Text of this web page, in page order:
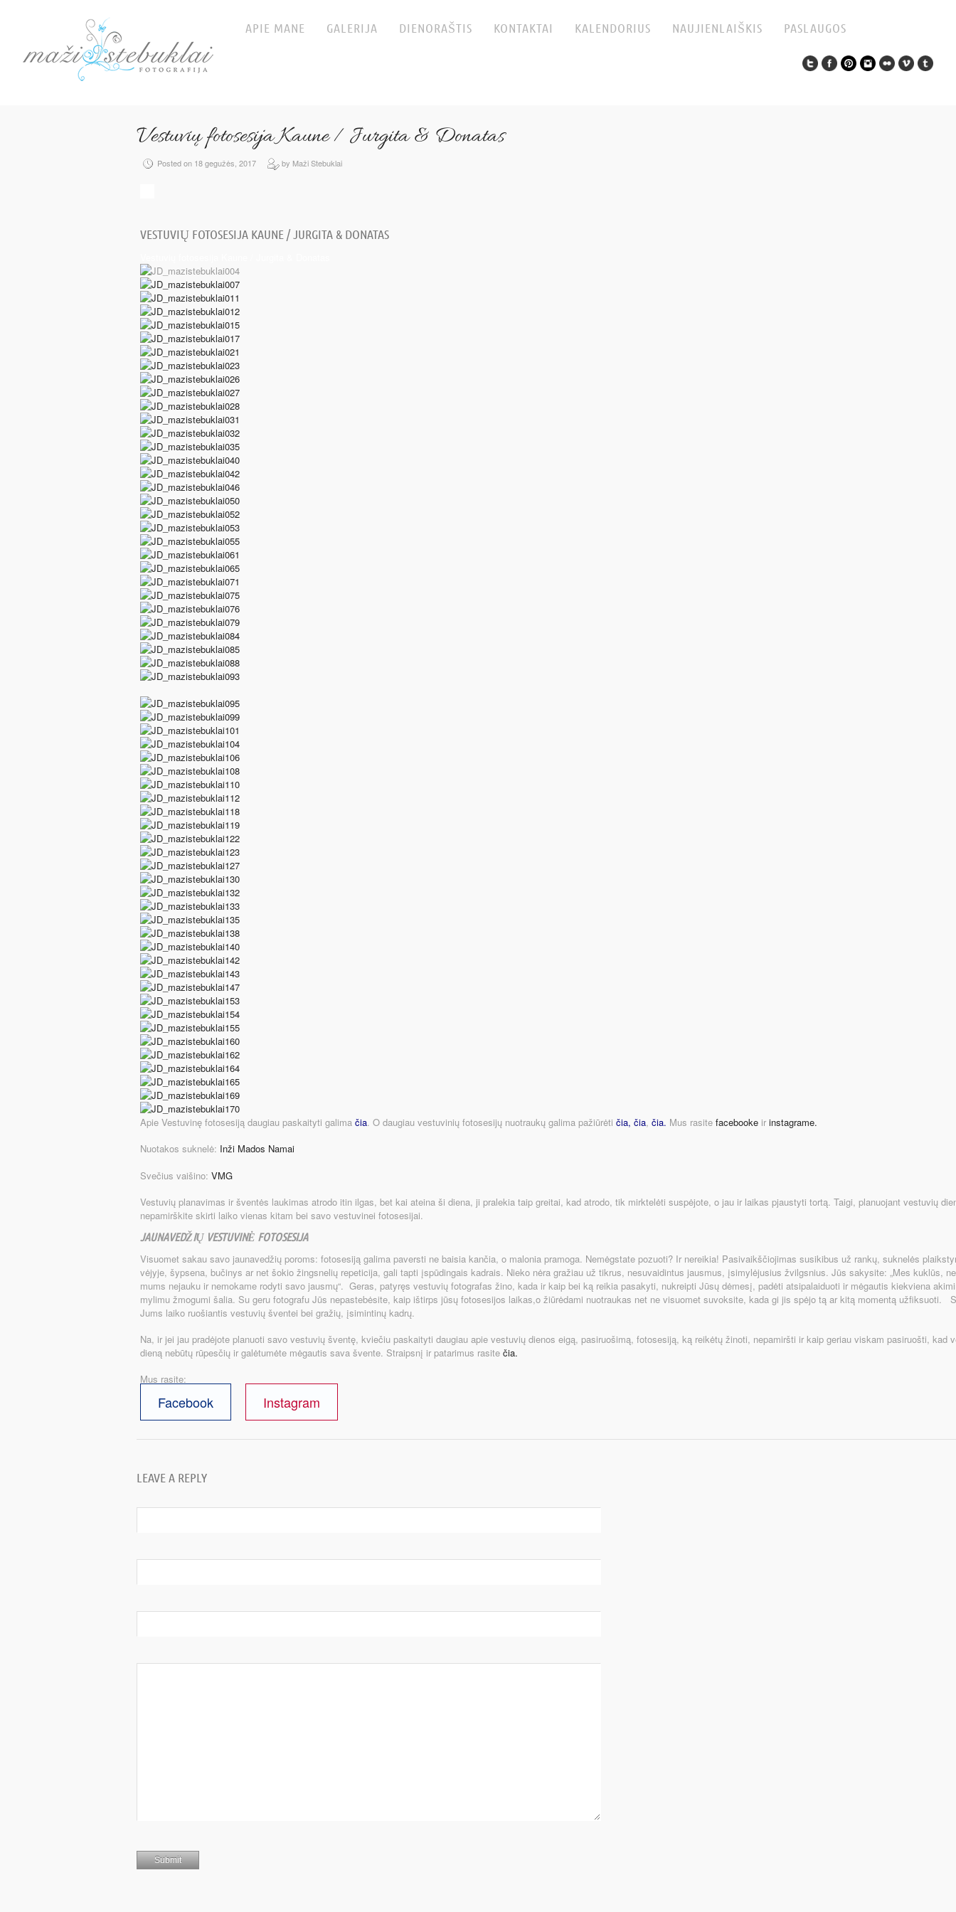
APIE MANE GALERIJA DIENORAŠTIS KONTAKTAI KALENDORIUS NAUJIENLAIŠKIS PASLAUGOS
Vestuvių fotosesija Kaune / Jurgita & Donatas
Posted on 18 gegužės, 2017 by Maži Stebuklai
VESTUVIŲ FOTOSESIJA KAUNE / JURGITA & DONATAS
Apie Vestuvinę fotosesiją daugiau paskaityti galima čia. O daugiau vestuvinių fotosesijų nuotraukų galima pažiūrėti čia, čia, čia. Mus rasite facebooke ir instagrame.
Nuotakos suknelė: Inži Mados Namai
Svečius vaišino: VMG
Vestuvių planavimas ir šventės laukimas atrodo itin ilgas, bet kai ateina ši diena, ji pralekia taip greitai, kad atrodo, tik mirktelėti suspėjote, o jau ir laikas pjaustyti tortą. Taigi, planuojant vestuvių
nepamirškite skirti laiko vienas kitam bei savo vestuvinei fotosesijai.
JAUNAVEDŽIŲ VESTUVINĖ FOTOSESIJA
Visuomet sakau savo jaunavedžių poroms: fotosesiją galima paversti ne baisia kančia, o malonia pramoga. Nemėgstate pozuoti? Ir nereikia! Pasivaikščiojimas susikibus už rankų, suknelės
vėjyje, šypsena, bučinys ar net šokio žingsnelių repeticija, gali tapti įspūdingais kadrais. Nieko nėra gražiau už tikrus, nesuvaidintus jausmus, įsimylėjusius žvilgsnius. Jūs sakysite: „Mes kuklūs,
mums nejauku ir nemokame rodyti savo jausmų“. Geras, patyręs vestuvių fotografas žino, kada ir kaip bei ką reikia pasakyti, nukreipti Jūsų dėmesį, padėti atsipalaiduoti ir mėgautis kiekviena
mylimu žmogumi šalia. Su geru fotografu Jūs nepastebėsite, kaip ištirps jūsų fotosesijos laikas,o žiūrėdami nuotraukas net ne visuomet suvoksite, kada gi jis spėjo tą ar kitą momentą užfiksuoti.
Jums laiko ruošiantis vestuvių šventei bei gražių, įsimintinų kadrų.
Na, ir jei jau pradėjote planuoti savo vestuvių šventę, kviečiu paskaityti daugiau apie vestuvių dienos eigą, pasiruošimą, fotosesiją, ką reikėtų žinoti, nepamiršti ir kaip geriau viskam pasiruošti, kad
dieną nebūtų rūpesčių ir galėtumėte mėgautis sava švente. Straipsnį ir patarimus rasite čia.
Mus rasite:
Facebook Instagram
LEAVE A REPLY